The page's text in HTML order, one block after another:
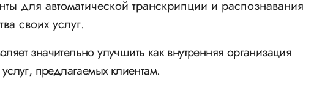
для автоматической транскрипции и распознавания
своих услуг.
значительно улучшить как внутренняя организация
предлагаемых клиентам.